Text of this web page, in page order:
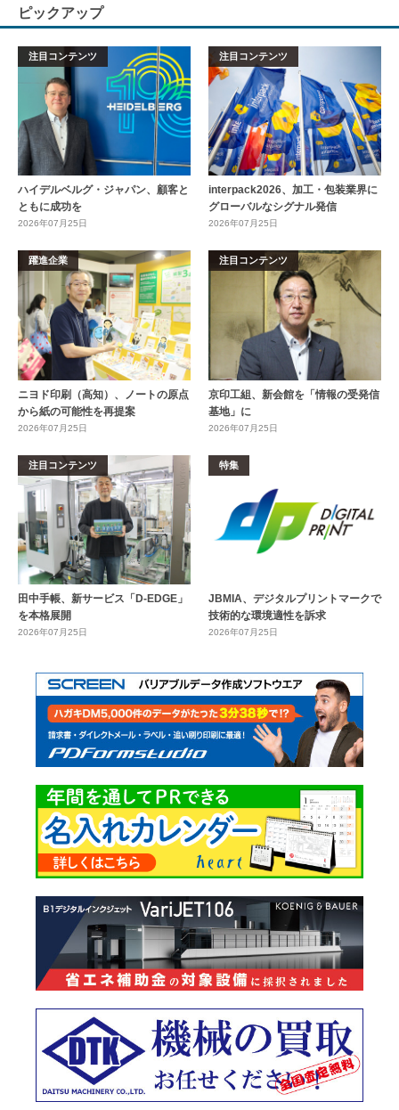
ピックアップ
注目コンテンツ
ハイデルベルグ・ジャパン、顧客と
ともに成功を
2026年07月25日
注目コンテンツ
interpack2026、加工・包装業界に
グローバルなシグナル発信
2026年07月25日
躍進企業
ニヨド印刷（高知）、ノートの原点
から紙の可能性を再提案
2026年07月25日
注目コンテンツ
京印工組、新会館を「情報の受発信
基地」に
2026年07月25日
注目コンテンツ
田中手帳、新サービス「D-EDGE」
を本格展開
2026年07月25日
特集
JBMIA、デジタルプリントマークで
技術的な環境適性を訴求
2026年07月25日